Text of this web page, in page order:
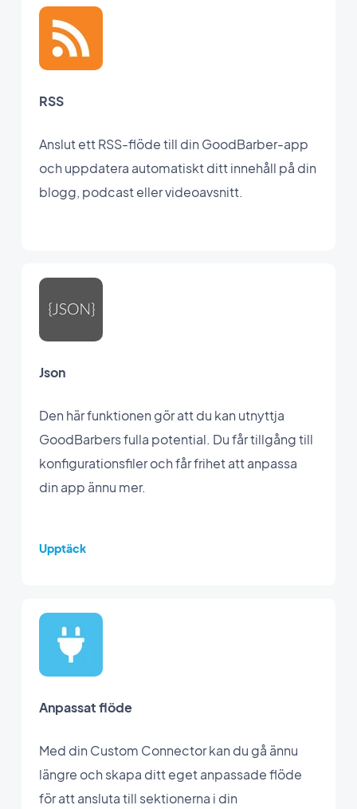
RSS
Anslut ett RSS-flöde till din GoodBarber-app
och uppdatera automatiskt ditt innehåll på din
blogg, podcast eller videoavsnitt.
Json
Den här funktionen gör att du kan utnyttja
GoodBarbers fulla potential. Du får tillgång till
konfigurationsfiler och får frihet att anpassa
din app ännu mer.
Upptäck
Anpassat flöde
Med din Custom Connector kan du gå ännu
längre och skapa ditt eget anpassade flöde
för att ansluta till sektionerna i din